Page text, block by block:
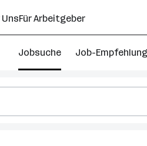
UnsFür Arbeitgeber
Jobsuche Job-